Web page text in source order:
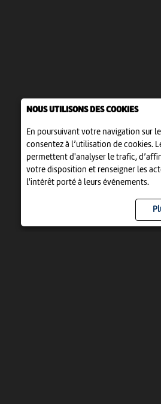
NOUS UTILISONS DES COOKIES
En poursuivant votre navigation sur
consentez à l’utilisation de cookies.
permettent d'analyser le trafic,
votre disposition et renseigner les
l'intérêt porté à leurs événements.